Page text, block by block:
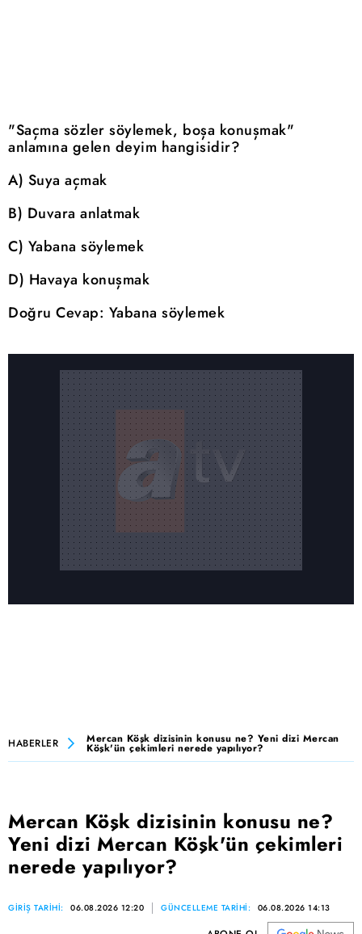
"Saçma sözler söylemek, boşa konuşmak"
anlamına gelen deyim hangisidir?
A) Suya açmak
B) Duvara anlatmak
C) Yabana söylemek
D) Havaya konuşmak
Doğru Cevap: Yabana söylemek
HABERLER Mercan Köşk dizisinin konusu ne? Yeni dizi Mercan
Köşk'ün çekimleri nerede yapılıyor?
Mercan Köşk dizisinin konusu ne?
Yeni dizi Mercan Köşk'ün çekimleri
nerede yapılıyor?
GİRİŞ TARİHİ: 06.08.2026 12:20 GÜNCELLEME TARİHİ: 06.08.2026 14:13